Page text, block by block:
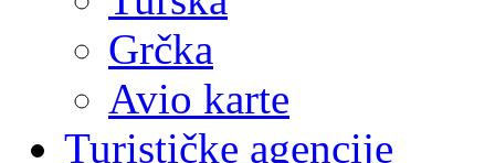
Grčka
Avio karte
Turističke agencije